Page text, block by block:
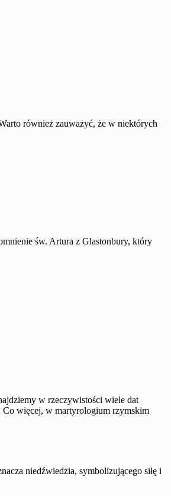
również zauważyć, że w niektórych
św. Artura z Glastonbury, który
w rzeczywistości wiele dat
Co więcej, w martyrologium rzymskim
niedźwiedzia, symbolizującego siłę i